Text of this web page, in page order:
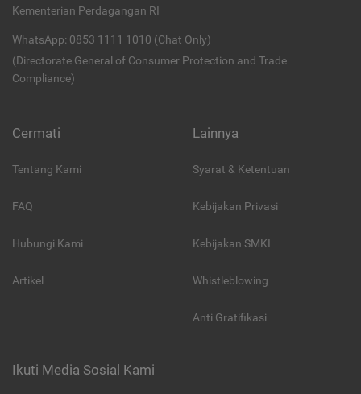
Kementerian Perdagangan RI
WhatsApp: 0853 1111 1010 (Chat Only)
(Directorate General of Consumer Protection and Trade
Compliance)
Cermati
Tentang Kami
FAQ
Hubungi Kami
Artikel
Lainnya
Syarat & Ketentuan
Kebijakan Privasi
Kebijakan SMKI
Whistleblowing
Anti Gratifikasi
Ikuti Media Sosial Kami